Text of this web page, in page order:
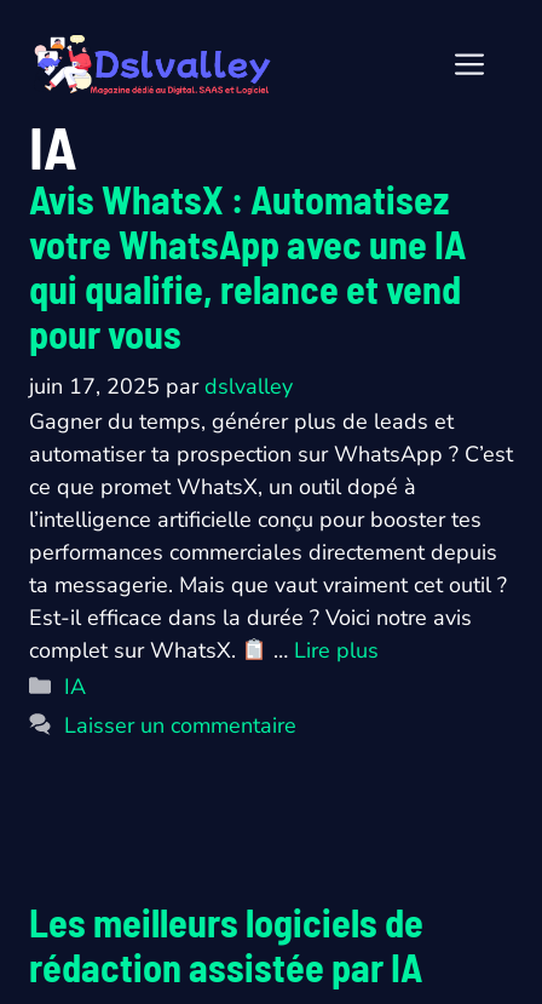
contenu
IA
Avis WhatsX : Automatisez
votre WhatsApp avec une IA
qui qualifie, relance et vend
pour vous
juin 17, 2025 pardslvalley
Gagner du temps, générer plus de leads et
automatiser ta prospection sur WhatsApp ? C’est
ce que promet WhatsX, un outil dopé à
l’intelligence artificielle conçu pour booster tes
performances commerciales directement depuis
ta messagerie. Mais que vaut vraiment cet outil ?
Est-il efficace dans la durée ? Voici notre avis
complet sur WhatsX.
… Lire plus
Catégories
IA
Laisser un commentaire
Les meilleurs logiciels de
rédaction assistée par IA